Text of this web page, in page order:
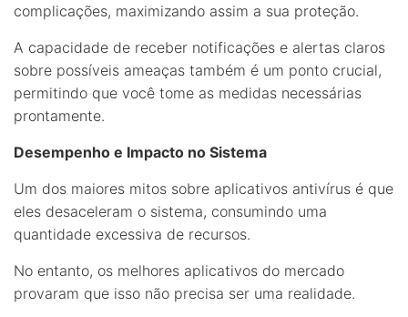
complicações, maximizando assim a sua proteção.
A capacidade de receber notificações e alertas claros
sobre possíveis ameaças também é um ponto crucial,
permitindo que você tome as medidas necessárias
prontamente.
Desempenho e Impacto no Sistema
Um dos maiores mitos sobre aplicativos antivírus é que
eles desaceleram o sistema, consumindo uma
quantidade excessiva de recursos.
No entanto, os melhores aplicativos do mercado
provaram que isso não precisa ser uma realidade.